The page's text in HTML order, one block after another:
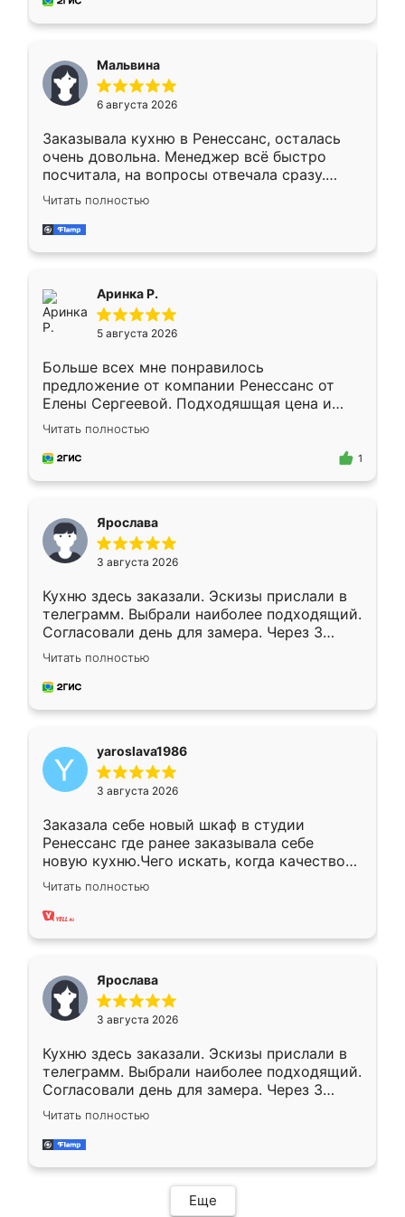
Мальвина
6 августа 2026
Заказывала кухню в Ренессанс, осталась
очень довольна. Менеджер всё быстро
посчитала, на вопросы отвечала сразу.
Замерщик приехал в субботу, подошёл к
делу со всей ответственностью. Собрали
за день, ребята работали аккуратно, даже
Читать полностью
Аринка Р.
5 августа 2026
Больше всех мне понравилось
предложение от компании Ренессанс от
Елены Сергеевой. Подходяшщая цена и
короткие сроки изготовления. Приехавший
для замера сотрудник Владислав
предложил по моему эскизу самый
Читать полностью
1
Ярослава
3 августа 2026
Кухню здесь заказали. Эскизы прислали в
телеграмм. Выбрали наиболее подходящий.
Согласовали день для замера. Через 3
недели кухня была уже готова. Остались
довольны работой. Спасибо Ренессанс
мебель за качественную работу!
Читать полностью
yaroslava1986
3 августа 2026
Заказала себе новый шкаф в студии
Ренессанс где ранее заказывала себе
новую кухню.Чего искать, когда качеством
вполне довольна. Служит кухня уже почти
два года, нареканий нет.
Читать полностью
Ярослава
3 августа 2026
Кухню здесь заказали. Эскизы прислали в
телеграмм. Выбрали наиболее подходящий.
Согласовали день для замера. Через 3
недели кухня была уже готова. Остались
довольны работой. Спасибо Ренессанс
мебель за качественную работу!
Читать полностью
Еще